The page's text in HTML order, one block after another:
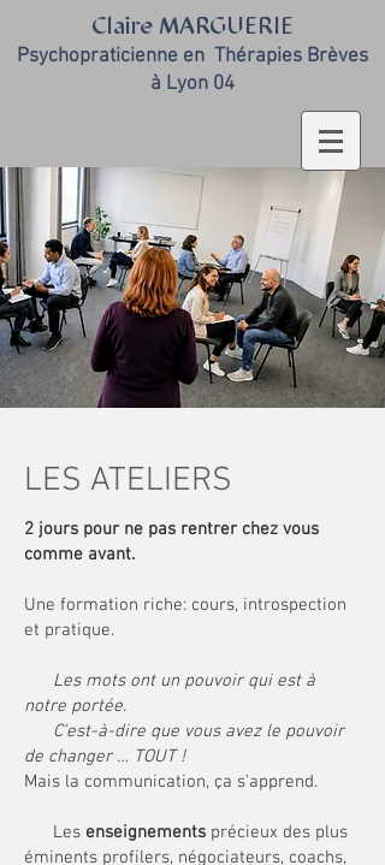
Claire MARGUERIE
Psychopraticienne en Thérapies Brèves
à Lyon 04
LES ATELIERS
2 jours pour ne pas rentrer chez vous
comme avant.
Une formation riche: cours, introspection
et pratique.
Les mots ont un pouvoir qui est à
notre portée.
C'est-à-dire que vous avez le pouvoir
de changer … TOUT !
​Mais la communication, ça s'apprend.
Les enseignements précieux des plus
éminents profilers, négociateurs, coachs,